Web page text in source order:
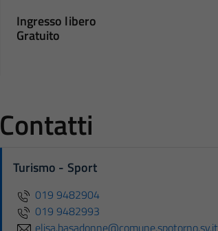
Ingresso libero
Gratuito
Contatti
Turismo - Sport
019 9482904
019 9482993